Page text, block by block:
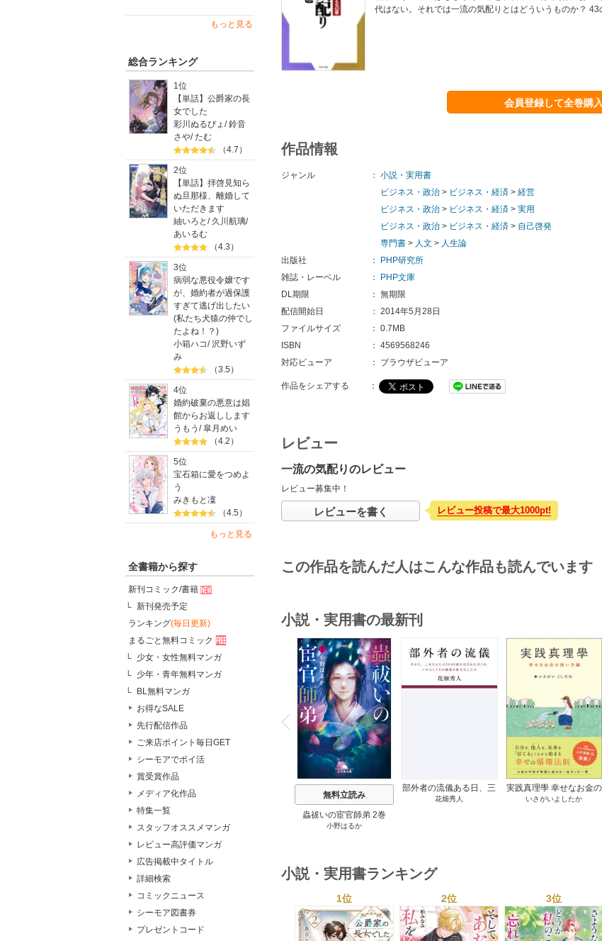
もっと見る
総合ランキング
1位
【単話】公爵家の長
女でした
彩川ぬるぴょ /鈴音
さや/たむ
（4.7）
2位
【単話】拝啓見知ら
ぬ旦那様、離婚して
いただきます
紬いろと / 久川航璃/
あいるむ
（4.3）
3位
病弱な悪役令嬢です
が、婚約者が過保護
すぎて逃げ出したい
(私たち犬猿の仲でし
たよね！？)
小箱ハコ/沢野いず
み
（3.5）
4位
婚約破棄の悪意は娼
館からお返しします
うもう /皐月めい
（4.2）
5位
宝石箱に愛をつめよ
う
みきもと凜
（4.5）
もっと見る
全書籍から探す
新刊コミック/書籍
新刊発売予定
ランキング(毎日更新)
まるごと無料コミック
少女・女性無料マンガ
少年・青年無料マンガ
BL無料マンガ
お得なSALE
先行配信作品
ご来店ポイント毎日GET
シーモアでポイ活
賞受賞作品
メディア化作品
特集一覧
スタッフオススメマンガ
レビュー高評価マンガ
広告掲載中タイトル
詳細検索
コミックニュース
シーモア図書券
プレゼントコード
代はない。それでは一流の気配りとはどういうものか？ 43
会員登録して全巻購入
作品情報
ジャンル ： 小説・実用書
ビジネス・政治 > ビジネス・経済 > 経営
ビジネス・政治 > ビジネス・経済 > 実用
ビジネス・政治 > ビジネス・経済 > 自己啓発
専門書 > 人文 > 人生論
出版社
：
PHP研究所
雑誌・レーベル
：
PHP文庫
DL期限
： 無期限
配信開始日
： 2014年5月28日
ファイルサイズ
： 0.7MB
ISBN
： 4569568246
対応ビューア
： ブラウザビューア
作品をシェアする ：
レビュー
一流の気配りのレビュー
レビュー募集中！
レビューを書く レビュー投稿で最大1000pt!
この作品を読んだ人はこんな作品も読んでいます
小説・実用書の最新刊
P
r
e
v
i
o
u
s
無料立読み
蟲祓いの宦官師弟 2巻
小野はるか
部外者の流儀ある日、三
木たかしの5000曲を託さ
花畑秀人
実践真理學 幸せなお金の
使い方編 1巻
いさがいよしたか
小説・実用書ランキング
1位 2位 3位